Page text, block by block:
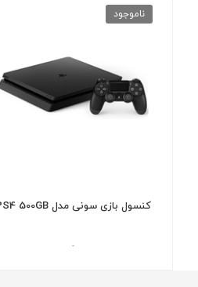
ناموجود
کنسول بازی سونی مدل PS4 500GB
-